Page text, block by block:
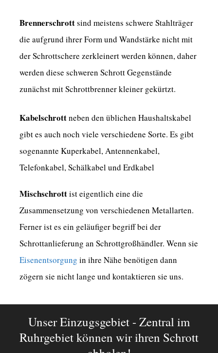
Brennerschrottsind meistens schwere Stahlträger
die aufgrund ihrer Form und Wandstärke nicht mit
der Schrottschere zerkleinert werden können, daher
werden diese schweren Schrott Gegenstände
zunächst mit Schrottbrenner kleiner gekürtzt.
Kabelschrottneben den üblichen Haushaltskabel
gibt es auch noch viele verschiedene Sorte. Es gibt
sogenannte Kuperkabel, Antennenkabel,
Telefonkabel, Schälkabel und Erdkabel
Mischschrottist eigentlich eine die
Zusammensetzung von verschiedenen Metallarten.
Ferner ist es ein geläufiger begriff bei der
Schrottanlieferung an Schrottgroßhändler. Wenn sie
Eisenentsorgung in ihre Nähe benötigen dann
zögern sie nicht lange und kontaktieren sie uns.
Unser Einzugsgebiet - Zentral im
Ruhrgebiet können wir ihren Schrott